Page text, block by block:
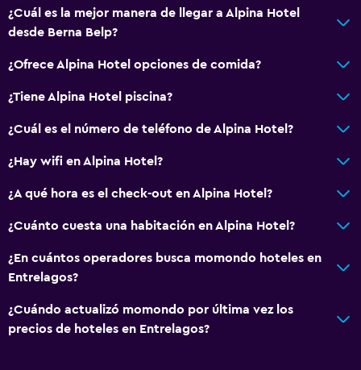
General
Vista al jardín
Espacio de almacenamiento
Renta de autos
Cambio de divisas
Instalaciones para reuniones
Acceso con llave
Actividades
¿Cuál es la mejor manera de llegar a Alpina Hotel
desde Berna Belp?
¿Ofrece Alpina Hotel opciones de comida?
¿Tiene Alpina Hotel piscina?
¿Cuál es el número de teléfono de Alpina Hotel?
¿Hay wifi en Alpina Hotel?
¿A qué hora es el check-out en Alpina Hotel?
¿Cuánto cuesta una habitación en Alpina Hotel?
¿En cuántos operadores busca momondo hoteles en
Entrelagos?
¿Cuándo actualizó momondo por última vez los
precios de hoteles en Entrelagos?